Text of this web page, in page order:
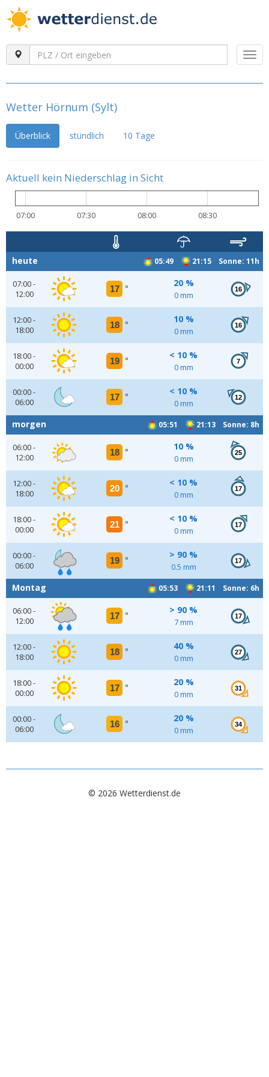
Wetter Hörnum (Sylt)
Überblick stündlich 10 Tage
Aktuell kein Niederschlag in Sicht
07:00 07:30 08:00 08:30
05:49 21:15 Sonne: 11h
heute
07:00 -
12:00
17 °
20 %
0 mm
16
12:00 -
18:00
18 °
10 %
0 mm
16
18:00 -
00:00
19 °
< 10 %
0 mm
7
00:00 -
06:00
17 °
< 10 %
0 mm
12
05:51 21:13 Sonne: 8h
morgen
06:00 -
12:00
18 °
10 %
0 mm
25
12:00 -
18:00
20 °
< 10 %
0 mm
17
18:00 -
00:00
21 °
< 10 %
0 mm
17
00:00 -
06:00
19 °
> 90 %
0.5 mm
17
05:53 21:11 Sonne: 6h
Montag
06:00 -
12:00
17 °
> 90 %
7 mm
17
12:00 -
18:00
18 °
40 %
0 mm
27
18:00 -
00:00
17 °
20 %
0 mm
31
00:00 -
06:00
16 °
20 %
0 mm
34
© 2026 Wetterdienst.de